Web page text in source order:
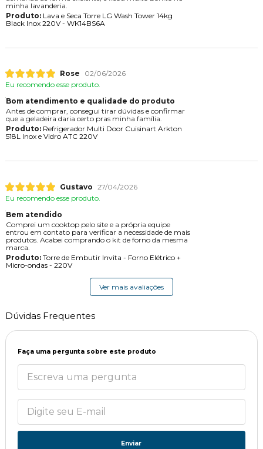
minha lavanderia.
Produto:Lava e Seca Torre LG Wash Tower 14kg
Black Inox 220V - WK14BS6A
Rose
02/06/2026
Eu recomendo esse produto.
Bom atendimento e qualidade do produto
Antes de comprar, consegui tirar dúvidas e confirmar
que a geladeira daria certo pras minha família.
Produto:Refrigerador Multi Door Cuisinart Arkton
518L Inox e Vidro ATC 220V
Gustavo 27/04/2026
Eu recomendo esse produto.
Bem atendido
Comprei um cooktop pelo site e a própria equipe
entrou em contato para verificar a necessidade de mais
produtos. Acabei comprando o kit de forno da mesma
marca.
Produto:Torre de Embutir Invita - Forno Elétrico +
Micro-ondas - 220V
Ver mais avaliações
Dúvidas Frequentes
Faça uma pergunta sobre este produto
Enviar